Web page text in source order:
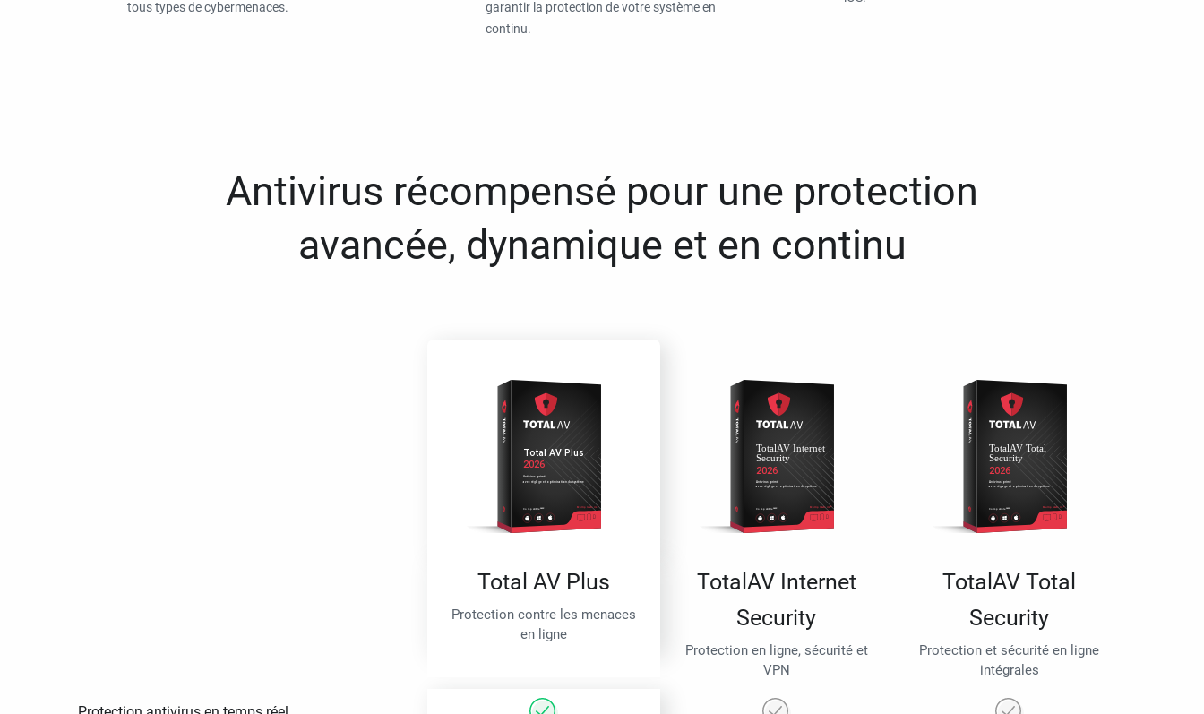
tous types de cybermenaces.
garantir la protection de votre système en
continu.
Antivirus récompensé pour une protection
avancée, dynamique et en continu
Total AV Plus
Protection contre les menaces
en ligne
TotalAV Internet
Security
Protection en ligne, sécurité et
VPN
TotalAV Total
Security
Protection et sécurité en ligne
intégrales